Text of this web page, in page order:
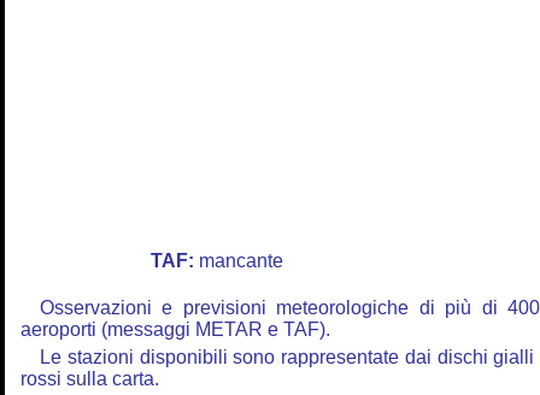
TAF: mancante
Osservazioni e previsioni meteorologiche di più di
aeroporti (messaggi METAR e TAF).
Le stazioni disponibili sono rappresentate dai dischi gialli
rossi sulla carta.